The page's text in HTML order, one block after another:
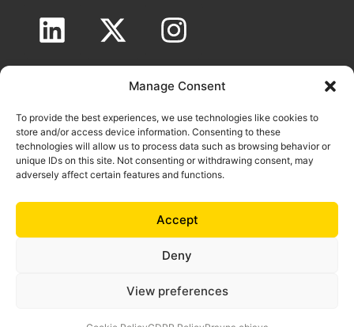
Manage Consent
To provide the best experiences, we use technologies like cookies to
store and/or access device information. Consenting to these
technologies will allow us to process data such as browsing behavior or
unique IDs on this site. Not consenting or withdrawing consent, may
adversely affect certain features and functions.
Accept
Deny
View preferences
Autorska prava nets360 OÜ 2025. Sva prava pridržana.
100% Proizvedeno u Europi za Europu.
za poslovna poduzeća, nevladine organizacije i javne